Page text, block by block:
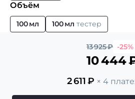
Объём
100 мл 100 мл тестер
13 925₽ -25%
10 444
2 611₽ × 4